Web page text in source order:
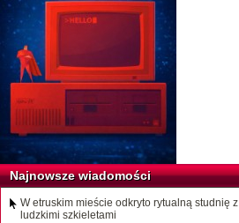
Najnowsze wiadomości
W etruskim mieście odkryto rytualną studnię
ludzkimi szkieletami